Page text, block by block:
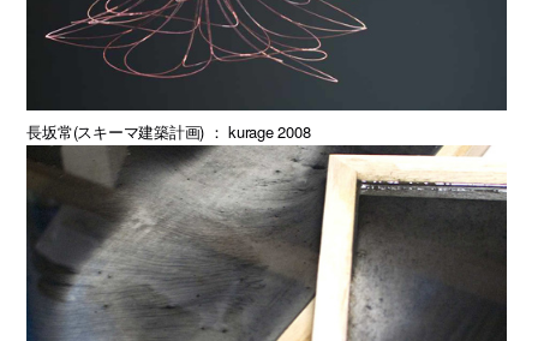
長坂常(スキーマ建築計画) ： kurage 2008